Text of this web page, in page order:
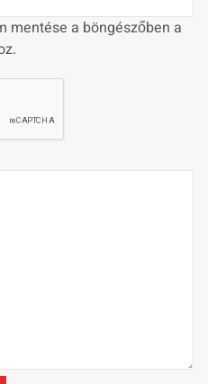
mentése a böngészőben a